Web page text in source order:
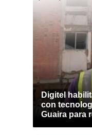
Digitel
con
Guaira para